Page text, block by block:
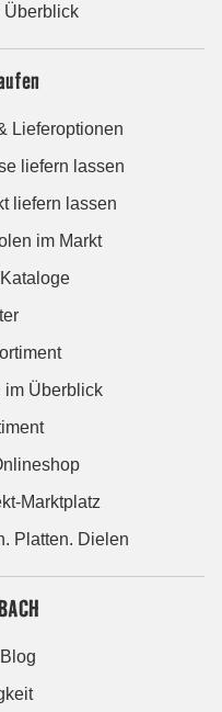
Überblick
Lieferoptionen
liefern lassen
liefern lassen
im Markt
im Überblick
Marktplatz
Platten. Dielen